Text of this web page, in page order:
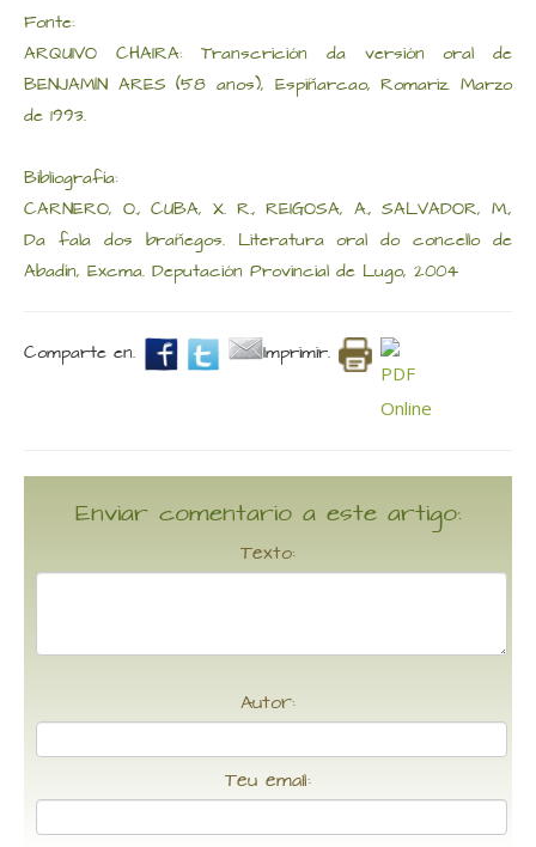
Fonte:
ARQUIVO CHAIRA: Transcrición da versión oral de
BENJAMÍN ARES (58 anos), Espiñarcao, Romariz. Marzo
de 1993.
Bibliografía:
CARNERO, O., CUBA, X. R., REIGOSA, A., SALVADOR, M.,
Da fala dos brañegos. Literatura oral do concello de
Abadín, Excma. Deputación Provincial de Lugo, 2004
Comparte en. Imprimir.
Enviar comentario a este artigo:
Texto:
Autor:
Teu email: